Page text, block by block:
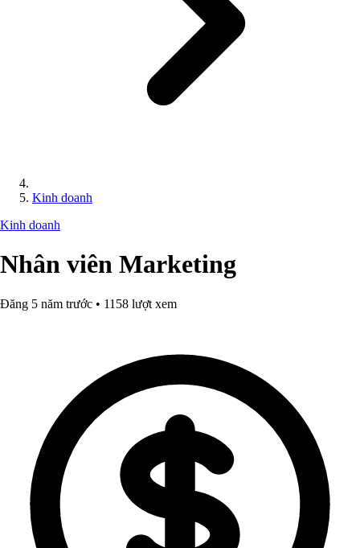
Kinh doanh
Kinh doanh
Nhân viên Marketing
Đăng 5 năm trước • 1158 lượt xem